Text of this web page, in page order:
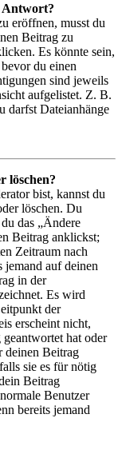
Antwort?
eröffnen, musst du
Beitrag zu
Es könnte sein,
du einen
sind jeweils
aufgelistet. Z. B.
darfst Dateianhänge
löschen?
bist, kannst du
löschen. Du
das „Ändere
Beitrag anklickst;
Zeitraum nach
jemand auf deinen
in der
Es wird
der
erscheint nicht,
hat oder
deinen Beitrag
sie es für nötig
Beitrag
Benutzer
bereits jemand